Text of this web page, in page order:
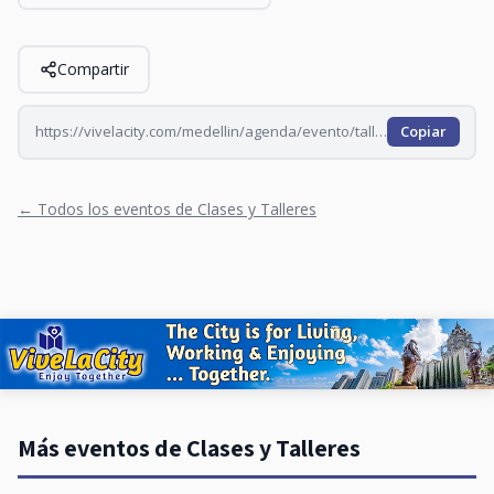
Compartir
https://vivelacity.com/medellin/agenda/evento/taller-de-poesia-un-espacio-para-descubrir-leer-y--2026-07-06 Copiar
← Todos los eventos de Clases y Talleres
Más eventos de Clases y Talleres